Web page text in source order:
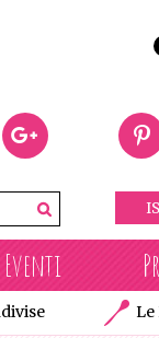
Eventi
Le